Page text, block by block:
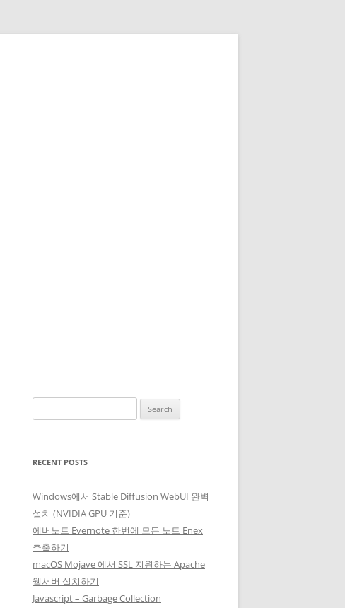
for:
RECENT POSTS
Windows에서 Stable Diffusion WebUI 완벽
설치 (NVIDIA GPU 기준)
에버노트 Evernote 한번에 모든 노트 Enex
추출하기
macOS Mojave 에서 SSL 지원하는 Apache
웹서버 설치하기
Javascript – Garbage Collection